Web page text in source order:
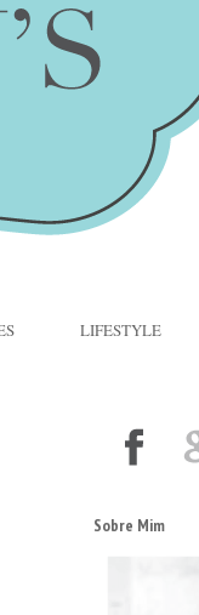
LIFESTYLE
Sobre Mim